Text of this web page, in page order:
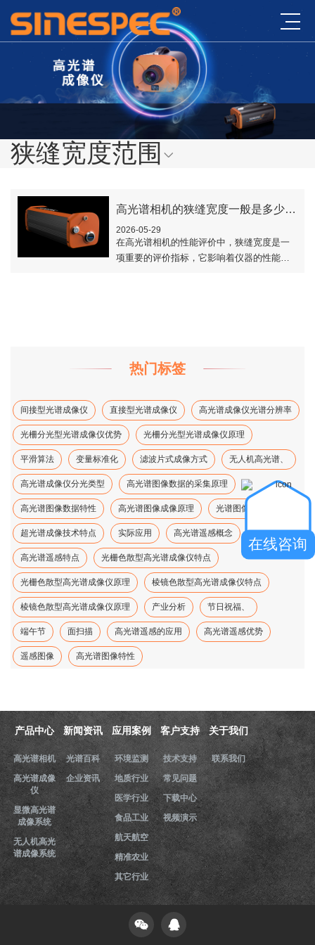
狭缝宽度范围
高光谱相机的狭缝宽度一般是多少μm？
2026-05-29
在高光谱相机的性能评价中，狭缝宽度是一
项重要的评价指标，它影响着仪器的性能。
热门标签
间接型光谱成像仪 直接型光谱成像仪 高光谱成像仪光谱分辨率
光柵分光型光谱成像仪优势 光柵分光型光谱成像仪原理
平滑算法 变量标准化 滤波片式成像方式 无人机高光谱、
高光谱成像仪分光类型 高光谱图像数据的采集原理
高光谱图像数据特性 高光谱图像成像原理 光谱图像降维方法
超光谱成像技术特点 实际应用 高光谱遥感概念
高光谱遥感特点 光栅色散型高光谱成像仪特点
光栅色散型高光谱成像仪原理 棱镜色散型高光谱成像仪特点
棱镜色散型高光谱成像仪原理 产业分析 节日祝福、
端午节 面扫描 高光谱遥感的应用 高光谱遥感优势
遥感图像 高光谱图像特性
产品中心
高光谱相机
高光谱成像
仪
显微高光谱
成像系统
无人机高光
谱成像系统
新闻资讯
光谱百科
企业资讯
应用案例
环境监测
地质行业
医学行业
食品工业
航天航空
精准农业
其它行业
客户支持
技术支持
常见问题
下载中心
视频演示
关于我们
联系我们
在线咨询